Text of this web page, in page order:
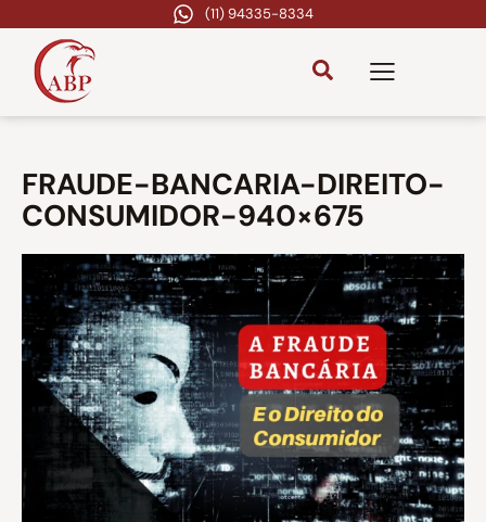
(11) 94335-8334
FRAUDE-BANCARIA-DIREITO-
CONSUMIDOR-940×675